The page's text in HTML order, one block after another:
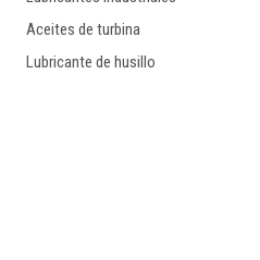
Aceites de turbina
Lubricante de husillo